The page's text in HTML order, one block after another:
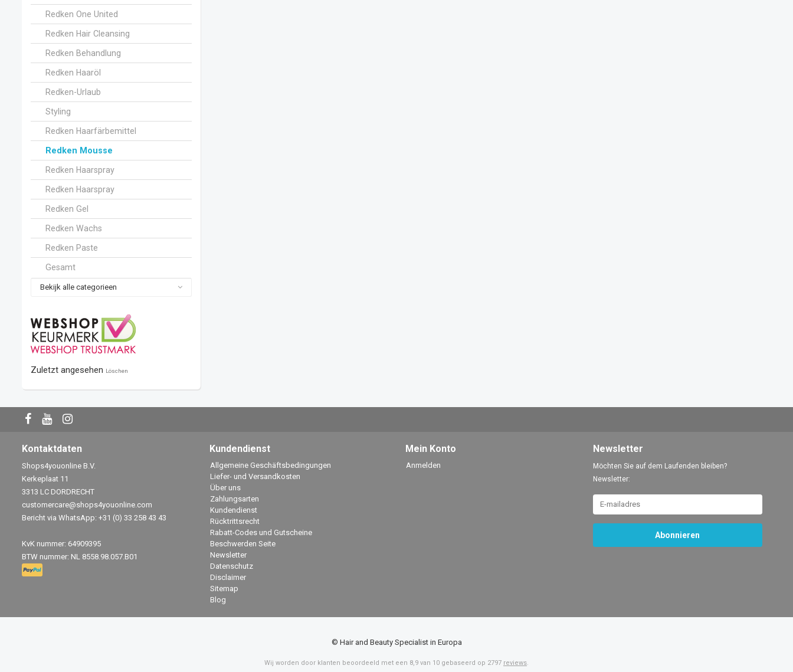
Redken One United
Redken Hair Cleansing
Redken Behandlung
Redken Haaröl
Redken-Urlaub
Styling
Redken Haarfärbemittel
Redken Mousse
Redken Haarspray
Redken Haarspray
Redken Gel
Redken Wachs
Redken Paste
Gesamt
Bekijk alle categorieen
Zuletzt angesehen Löschen
Kontaktdaten
Shops4youonline B.V.
Kerkeplaat 11
3313 LC DORDRECHT
customercare@shops4youonline.com
Bericht via WhatsApp: +31 (0) 33 258 43 43
KvK nummer: 64909395
BTW nummer: NL 8558.98.057.B01
Kundendienst
Allgemeine Geschäftsbedingungen
Liefer- und Versandkosten
Über uns
Zahlungsarten
Kundendienst
Rücktrittsrecht
Rabatt-Codes und Gutscheine
Beschwerden Seite
Newsletter
Datenschutz
Disclaimer
Sitemap
Blog
Mein Konto
Anmelden
Newsletter
Möchten Sie auf dem Laufenden bleiben?
Newsletter:
Abonnieren
© Hair and Beauty Specialist in Europa
Wij worden door klanten beoordeeld met een 8,9 van 10 gebaseerd op 2797 reviews.